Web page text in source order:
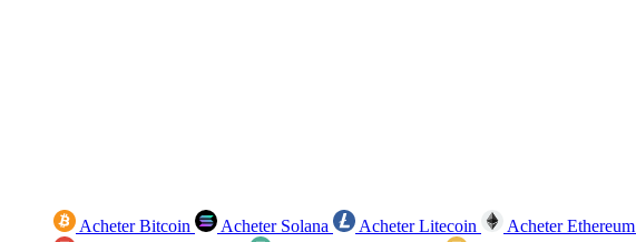
Acheter Bitcoin Acheter Solana Acheter Litecoin Acheter Ethereum